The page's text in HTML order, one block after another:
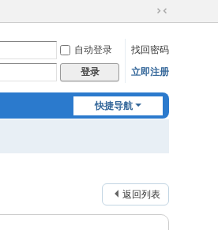
切
到
窄
自动登录
找回密码
登录 立即注册
快捷导航
返回列表